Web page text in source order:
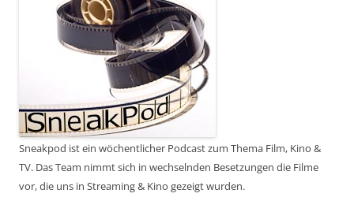
Sneakpod ist ein wöchentlicher Podcast zum Thema Film, Kino &
TV. Das Team nimmt sich in wechselnden Besetzungen die Filme
vor, die uns in Streaming & Kino gezeigt wurden.